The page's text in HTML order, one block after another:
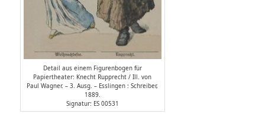
Detail aus einem Figurenbogen für
Papiertheater: Knecht Rupprecht / Ill. von
Paul Wagner. – 3. Ausg. – Esslingen : Schreiber,
1889.
Signatur: ES 00531